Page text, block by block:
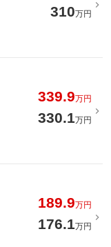
310万円
339.9万円
330.1万円
189.9万円
176.1万円